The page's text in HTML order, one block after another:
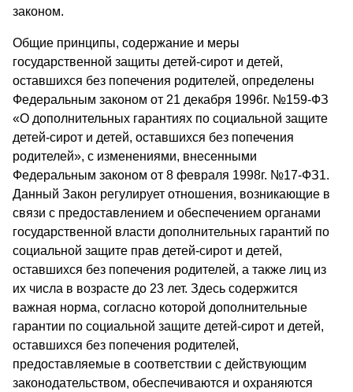
законом.
Общие принципы, содержание и меры
государственной защиты детей-сирот и детей,
оставшихся без попечения родителей, определены
Федеральным законом от 21 декабря 1996г. №159-ФЗ
«О дополнительных гарантиях по социальной защите
детей-сирот и детей, оставшихся без попечения
родителей», с изменениями, внесенными
Федеральным законом от 8 февраля 1998г. №17-ФЗ1.
Данный Закон регулирует отношения, возникающие в
связи с предоставлением и обеспечением органами
государственной власти дополнительных гарантий по
социальной защите прав детей-сирот и детей,
оставшихся без попечения родителей, а также лиц из
их числа в возрасте до 23 лет. Здесь содержится
важная норма, согласно которой дополнительные
гарантии по социальной защите детей-сирот и детей,
оставшихся без попечения родителей,
предоставляемые в соответствии с действующим
законодательством, обеспечиваются и охраняются